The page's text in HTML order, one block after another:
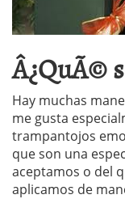
Â¿QuÃ©
Hay muchas
me gusta
trampantojos
que son una
aceptamos o del
aplicamos de